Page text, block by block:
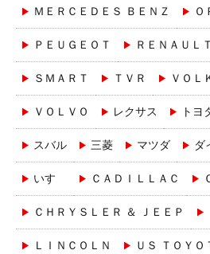
ＭＥＲＣＥＤＥＳ ＢＥＮＺ Ｏ
ＰＥＵＧＥＯＴ ＲＥＮＡＵＬＴ
ＳＭＡＲＴ ＴＶＲ ＶＯＬ
ＶＯＬＶＯ レクサス トヨ
スバル 三菱 マツダ ダ
いすゞ ＣＡＤＩＬＬＡＣ
ＣＨＲＹＳＬＥＲ ＆ ＪＥＥＰ
ＬＩＮＣＯＬＮ ＵＳ ＴＯＹＯ